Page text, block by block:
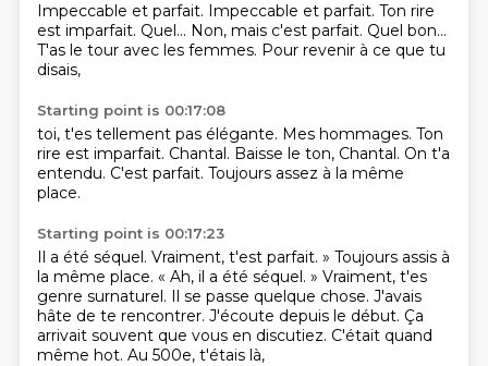
Impeccable et parfait. Impeccable et parfait. Ton rire
est imparfait. Quel... Non, mais c'est parfait. Quel bon...
T'as le tour avec les femmes. Pour revenir à ce que tu
disais,
Starting point is 00:17:08
toi, t'es tellement pas élégante. Mes hommages. Ton
rire est imparfait. Chantal. Baisse le ton, Chantal. On t'a
entendu. C'est parfait. Toujours assez à la même
place.
Starting point is 00:17:23
Il a été séquel. Vraiment, t'est parfait. » Toujours assis à
la même place. « Ah, il a été séquel. » Vraiment, t'es
genre surnaturel. Il se passe quelque chose. J'avais
hâte de te rencontrer. J'écoute depuis le début. Ça
arrivait souvent que vous en discutiez. C'était quand
même hot. Au 500e, t'étais là,